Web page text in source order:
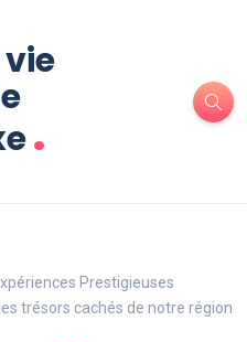
.
Prestigieuses
trésors cachés de notre région